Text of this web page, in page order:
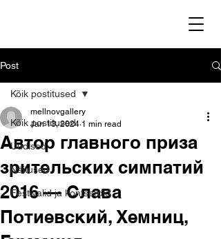
Post
Kõik postitused
Uudised
Näitused
Festivalid ja kontserdid
Kõik postitused
Автор главного приза
зрительских симпатий
2016 — Слава
Потиевский, Хемниц,
mellnovgallery
Jan 13, 2024 1 min read